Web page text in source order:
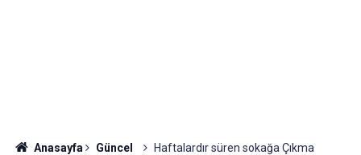
Anasayfa Güncel
Haftalardır süren sokağa Çıkma